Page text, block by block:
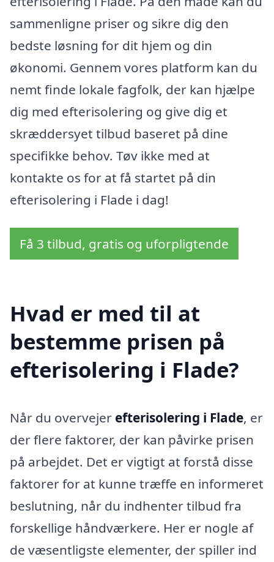
sammenligne priser og sikre dig den
bedste løsning for dit hjem og din
økonomi. Gennem vores platform kan du
nemt finde lokale fagfolk, der kan hjælpe
dig med efterisolering og give dig et
skræddersyet tilbud baseret på dine
specifikke behov. Tøv ikke med at
kontakte os for at få startet på din
efterisolering i Flade i dag!
Få 3 tilbud, gratis og uforpligtende
Hvad er med til at
bestemme prisen på
efterisolering i Flade?
Når du overvejer efterisolering i Flade, er
der flere faktorer, der kan påvirke prisen
på arbejdet. Det er vigtigt at forstå disse
faktorer for at kunne træffe en informeret
beslutning, når du indhenter tilbud fra
forskellige håndværkere. Her er nogle af
de væsentligste elementer, der spiller ind